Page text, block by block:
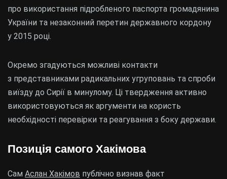
про використання підробленого паспорта громадянина
України та незаконний перетин державного кордону
у 2015 році.
Окремо згадуються можливі контакти
з представниками радикальних угруповань та спроби
виїзду до Сирії в минулому. Ці твердження активно
використовуються як аргументи на користь
необхідності перевірки та реагування з боку держави.
Позиція самого Хакімова
Сам Аслан Хакімов публічно визнав факт